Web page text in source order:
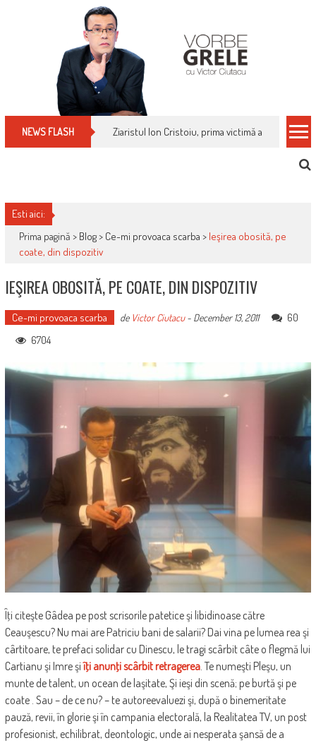
NEWS FLASH Ziaristul Ion Cristoiu, prima victimă a noi
Esti aici:
Prima pagină > Blog> Ce-mi provoaca scarba > Ieşirea obosită, pe
coate, din dispozitiv
IEŞIREA OBOSITĂ, PE COATE, DIN DISPOZITIV
Ce-mi provoaca scarba de Victor Ciutacu- December 13, 2011
60
6704
Îţi citeşte Gâdea pe post scrisorile patetice şi libidinoase către
Ceauşescu? Nu mai are Patriciu bani de salarii? Dai vina pe lumea rea şi
cârtitoare, te prefaci solidar cu Dinescu, le tragi scârbit câte o flegmă lui
Cartianu şi Imre şiîţi anunţi scârbit retragerea. Te numeşti Pleşu, un
munte de talent, un ocean de laşitate, Şi ieşi din scenă; pe burtă şi pe
coate . Sau – de ce nu? – te autoreevaluezi şi, după o binemeritate
pauză, revii, în glorie şi în campania electorală, la Realitatea TV, un post
profesionist, echilibrat, deontologic, unde ai nesperata şansă de a